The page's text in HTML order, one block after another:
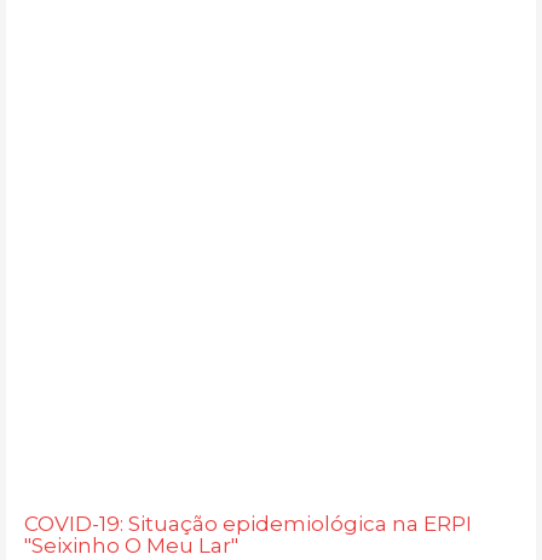
COVID-19: Situação epidemiológica na ERPI
"Seixinho O Meu Lar"